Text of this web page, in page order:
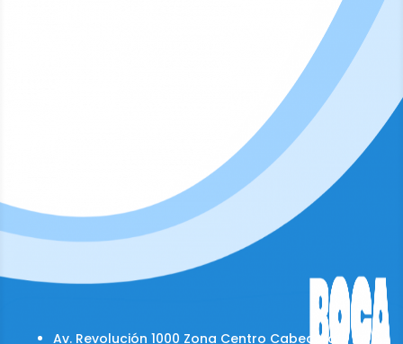
Av. Revolución 1000 Zona Centro Cabecera